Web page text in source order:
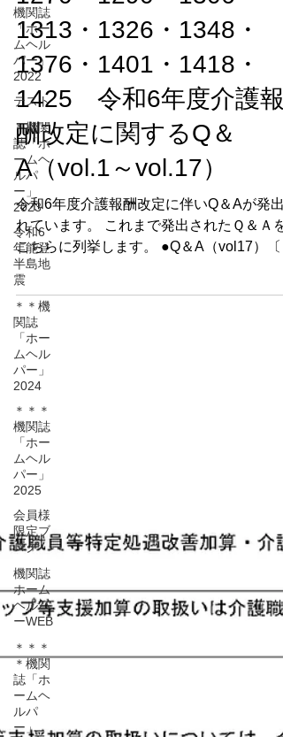
機関誌
「ホー
ムヘル
パー」
2022
テスト
＊機関
誌「ホ
ームヘ
ルパ
ー」
2023
令和6
年能登
半島地
震
＊＊機
関誌
「ホー
ムヘル
パー」
2024
＊＊＊
機関誌
「ホー
ムヘル
パー」
2025
会員様
限定ブ
ログ
機関誌
ホーム
ヘルパ
ーWEB
＊＊＊
＊機関
誌「ホ
ームヘ
ルパ
ー」
1270・1290・1306・
1313・1326・1348・
1376・1401・1418・
1425 令和6年度介護報
酬改定に関するQ＆
A（vol.1～vol.17）
令和6年度介護報酬改定に伴いQ＆Aが発出
れています。 これまで発出されたＱ＆Ａを
こちらに列挙します。 ●Q＆A（vol17）〔介
護保険最新情報vol1425〕10/1公開※訪問
護の記載なし
https://www.mhlw.go.jp/content/
df ●Q＆A（vol16）〔介護保険最新情報
vol1408〕9/5公開※訪問介護の記載なし
https://www.mhlw.go.jp/content/
df ●Q＆A（vol15) 〔介護保険最新情報
vol1401〕7/9公開 ※訪問介護の記載なし
https://www.mhlw.go.jp/content/
df ●Q＆A（vol14) 〔介護保険最新情報
vol1376〕4/18公開
https://www.mhlw.go.jp/content/
れています ●Q＆A（vol13) 〔介護保険最新
情報vol1372〕4/7公開 https://www.m